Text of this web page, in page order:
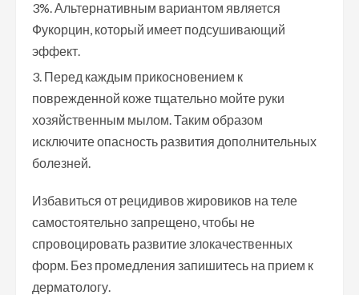
3%. Альтернативным вариантом является
Фукорцин, который имеет подсушивающий
эффект.
Перед каждым прикосновением к
поврежденной коже тщательно мойте руки
хозяйственным мылом. Таким образом
исключите опасность развития дополнительных
болезней.
Избавиться от рецидивов жировиков на теле
самостоятельно запрещено, чтобы не
спровоцировать развитие злокачественных
форм. Без промедления запишитесь на прием к
дерматологу.